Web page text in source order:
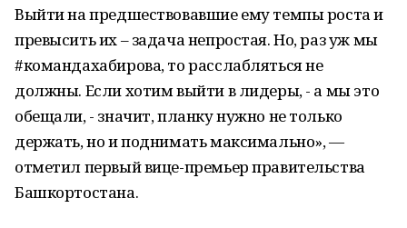
Выйти на предшествовавшие ему темпы роста и
превысить их – задача непростая. Но, раз уж мы
#командахабирова, то расслабляться не
должны. Если хотим выйти в лидеры, - а мы это
обещали, - значит, планку нужно не только
держать, но и поднимать максимально», —
отметил первый вице-премьер правительства
Башкортостана.